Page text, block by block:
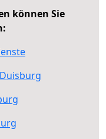
können Sie